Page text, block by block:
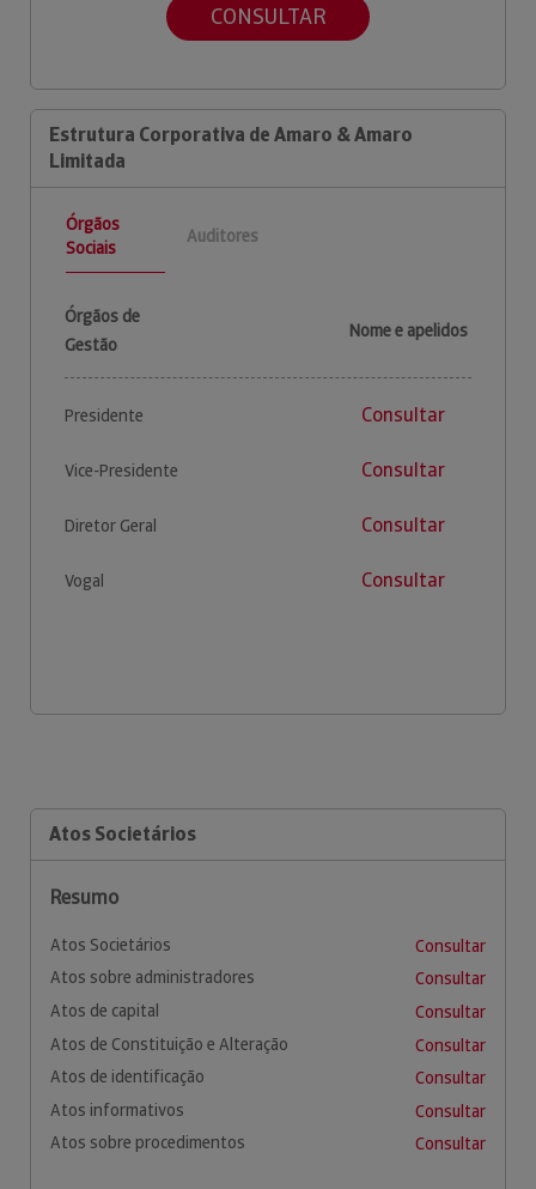
CONSULTAR
Estrutura Corporativa de Amaro & Amaro
Limitada
Órgãos
Sociais
Auditores
Órgãos de
Gestão
Nome e apelidos
Presidente Consultar
Vice-Presidente Consultar
Diretor Geral Consultar
Vogal Consultar
Atos Societários
Resumo
Atos Societários
Consultar
Atos sobre administradores
Consultar
Atos de capital
Consultar
Atos de Constituição e Alteração
Consultar
Atos de identificação
Consultar
Atos informativos
Consultar
Atos sobre procedimentos
Consultar